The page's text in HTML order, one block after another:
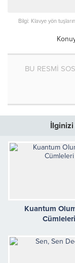
Bilgi: Klavye yön
BU RESMİ
Kuantum
Cümleleri